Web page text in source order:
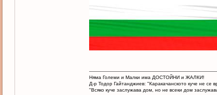
Няма Големи и Малки има ДОСТОЙНИ и ЖАЛКИ!
Д-р Тодор Гайтанджиев: "Каракачанското куче не
"Всяко куче заслужава дом, но не всеки дом